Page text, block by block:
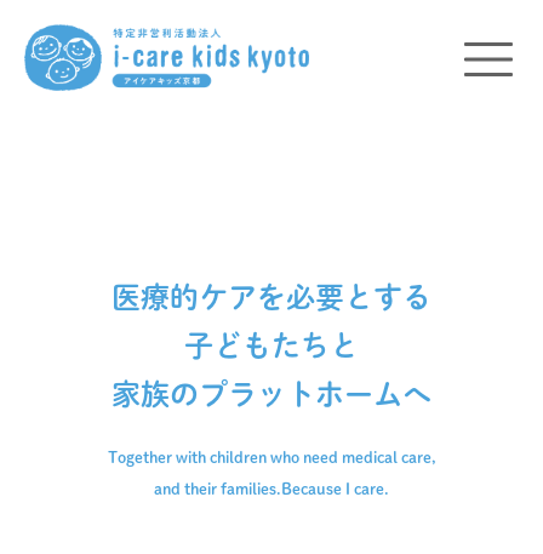
医療的ケアを必要とする
子どもたちと
家族のプラットホームへ
Together with children who need medical care,
and their families.Because I care.